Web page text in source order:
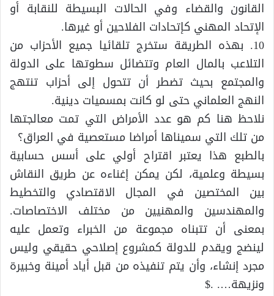
القانون والقضاء وفي الحالات البسيطة للنقابة أو
الإتحاد المهني كإتحادات الفلاحين أو غيرها.
10. بهذه الطريقة ستخرج تلقائيا جميع الأحزاب من
التلاعب بالمال العام وتتضائل سطوتها على الدولة
والمجتمع بحيث تضطر أن تتحول إلى أحزاب تنتهج
النهج العلماني حتى لو كانت بمسميات دينية.
نلاحظ هنا كم هو عدد الأمراض التي تمت معالجتها
من تلك التي سميناها أمراضا مستعصية في العراق؟
بالطبع هذا يعتبر اقتراح أولي على أسس حسابية
بسيطة وعلمية، لكن يمكن إغناءه عن طريق النقاش
بين المختصين في المجال الاقتصادي والتخطيط
والمهندسين والمهنيين من مختلف الاختصاصات.
بمعنى أن تتبناه مجموعة من الخبراء وتعمل عليه
لينضج ويقدم للدولة كمشروع إصلاحي حقيقي وليس
مجرد إنشاء، وأن يتم تنفيذه من قبل أياد أمينة وخبيرة
ونزيهة…. .$